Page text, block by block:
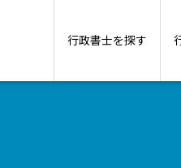
行政書士を探す